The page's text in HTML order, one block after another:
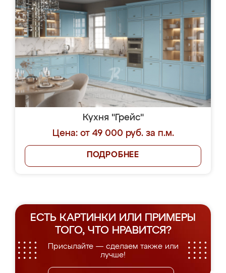
Кухня "Грейс"
Цена: от 49 000 руб. за п.м.
ПОДРОБНЕЕ
ЕСТЬ КАРТИНКИ ИЛИ ПРИМЕРЫ
ТОГО, ЧТО НРАВИТСЯ?
Присылайте — сделаем также или
лучше!